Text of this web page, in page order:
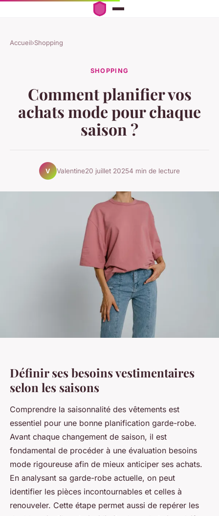
Accueil›Shopping
SHOPPING
Comment planifier vos
achats mode pour chaque
saison ?
V Valentine20 juillet 20254 min de lecture
Définir ses besoins vestimentaires
selon les saisons
Comprendre la saisonnalité des vêtements est
essentiel pour une bonne planification garde-robe.
Avant chaque changement de saison, il est
fondamental de procéder à une évaluation besoins
mode rigoureuse afin de mieux anticiper ses achats.
En analysant sa garde-robe actuelle, on peut
identifier les pièces incontournables et celles à
renouveler. Cette étape permet aussi de repérer les